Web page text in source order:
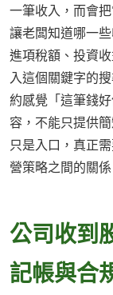
一筆收入，而會
讓老闆知道哪一
進項稅額、投資
入這個關鍵字的
約感覺「這筆錢
容，不能只提供
只是入口，真正
營策略之間的關係
公司收到
記帳與合